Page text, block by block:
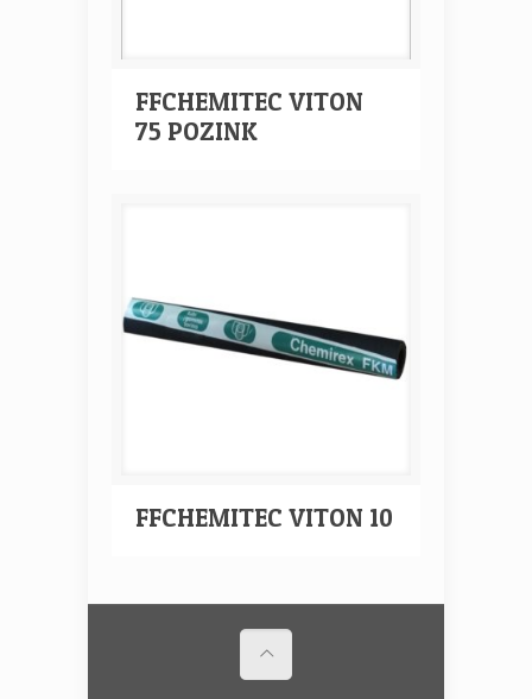
FFCHEMITEC VITON
75 POZINK
FFCHEMITEC VITON 10